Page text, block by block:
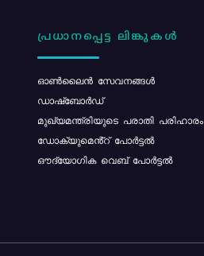
പ്രധാനപ്പെട്ട ലിങ്കുകൾ
ഓൺലൈൻ സേവനങ്ങൾ
ഡാഷ്ബോർഡ്
മുഖ്യമന്ത്രിയുടെ പരാതി പരിഹാരം
ഡോക്യുമെൻ്റ് പോർട്ടൽ
ഔദ്യോഗിക വെബ് പോർട്ടൽ